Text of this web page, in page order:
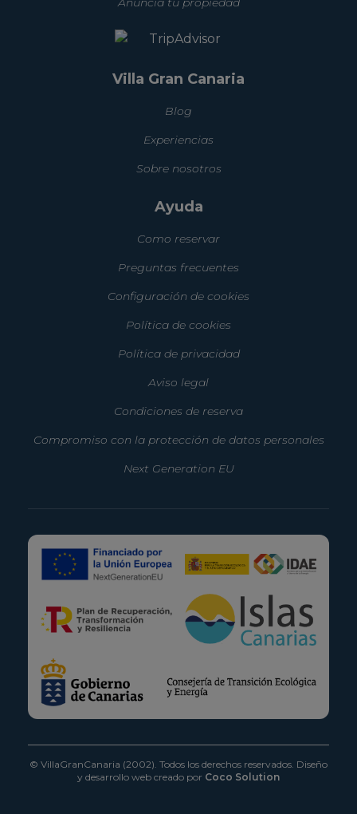
Villa Gran Canaria
Blog
Experiencias
Sobre nosotros
Ayuda
Como reservar
Preguntas frecuentes
Configuración de cookies
Política de cookies
Política de privacidad
Aviso legal
Condiciones de reserva
Compromiso con la protección de datos personales
Next Generation EU
© VillaGranCanaria (2002). Todos los derechos reservados. Diseño
y desarrollo web creado por Coco Solution